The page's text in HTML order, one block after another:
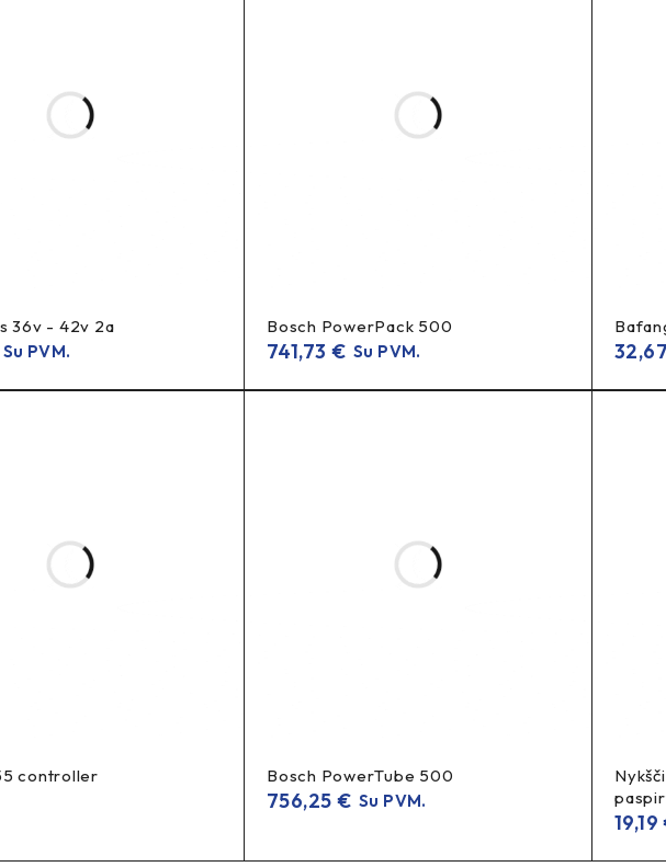
resursas
akumuliatoriaus darbą ir apsaugas, todėl prisideda priedidelės ridos ilgesnio
36v - 42v 2a
Su PVM.
Bosch PowerPack 500
741,73 € Su PVM.
controller Bosch PowerTube 500
756,25 € Su PVM.
19,19